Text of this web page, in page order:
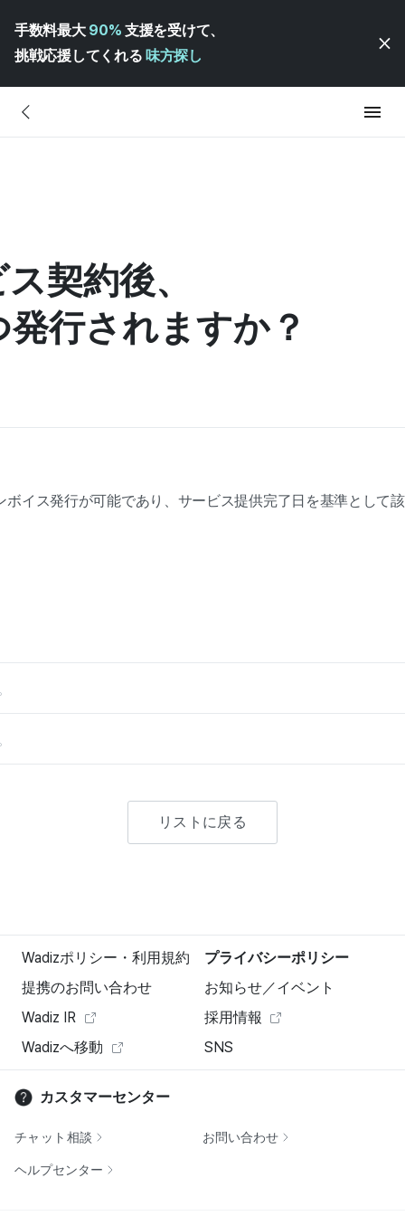
手数料最大 90% 支援を受けて、
挑戦応援してくれる 味方探し
契約後、
行されますか？
ボイス発行が可能であり、サービス提供完了日を基準として
リストに戻る
Wadizポリシー・利用規約
プライバシーポリシー
提携のお問い合わせ
お知らせ／イベント
Wadiz IR
採用情報
Wadizへ移動
SNS
カスタマーセンター
チャット相談 お問い合わせ
ヘルプセンター